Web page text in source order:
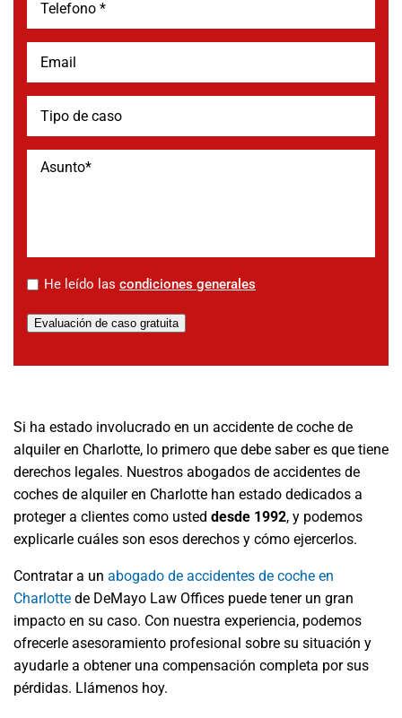
* He leído las condiciones generales
Evaluación de caso gratuita
Si ha estado involucrado en un accidente de coche de
alquiler en Charlotte, lo primero que debe saber es que tiene
derechos legales. Nuestros abogados de accidentes de
coches de alquiler en Charlotte han estado dedicados a
proteger a clientes como usted desde 1992, y podemos
explicarle cuáles son esos derechos y cómo ejercerlos.
Contratar a un abogado de accidentes de coche en
Charlotte de DeMayo Law Offices puede tener un gran
impacto en su caso. Con nuestra experiencia, podemos
ofrecerle asesoramiento profesional sobre su situación y
ayudarle a obtener una compensación completa por sus
pérdidas. Llámenos hoy.